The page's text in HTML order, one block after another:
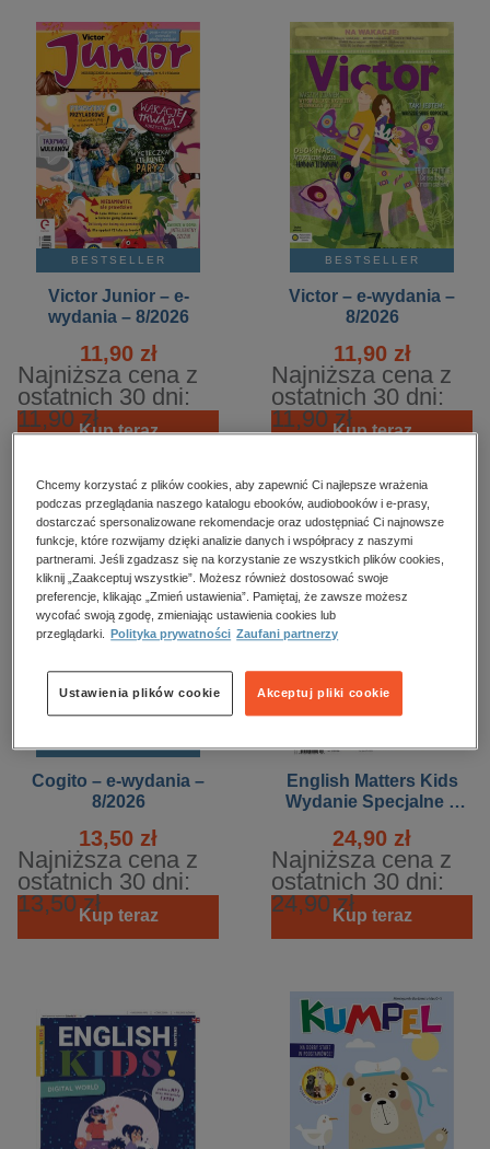
polityka, społeczno-informacyjne
psychologiczne
inne
popularno-naukowe
historia
zdrowie
religie
BESTSELLER
Victor Junior – e-
wydania – 8/2026
11,90 zł
Najniższa cena z
ostatnich 30 dni:
11,90 złKup teraz
BESTSELLER
Victor – e-wydania –
8/2026
11,90 zł
Najniższa cena z
ostatnich 30 dni:
11,90 złKup teraz
Cogito – e-wydania –
8/2026
13,50 zł
Najniższa cena z
ostatnich 30 dni:
13,50 złKup teraz
English Matters Kids
Wydanie Specjalne –
24,90 zł
Najniższa cena z
ostatnich 30 dni:
24,90 złKup teraz
Chcemy korzystać z plików cookies, aby zapewnić Ci najlepsze wrażenia
podczas przeglądania naszego katalogu ebooków, audiobooków i e-prasy,
dostarczać spersonalizowane rekomendacje oraz udostępniać Ci najnowsze
funkcje, które rozwijamy dzięki analizie danych i współpracy z naszymi
partnerami. Jeśli zgadzasz się na korzystanie ze wszystkich plików cookies,
kliknij „Zaakceptuj wszystkie”. Możesz również dostosować swoje
preferencje, klikając „Zmień ustawienia”. Pamiętaj, że zawsze możesz
wycofać swoją zgodę, zmieniając ustawienia cookies lub
przeglądarki. Polityka prywatności Zaufani partnerzy
Akceptuj pliki cookie
Ustawienia plików cookie